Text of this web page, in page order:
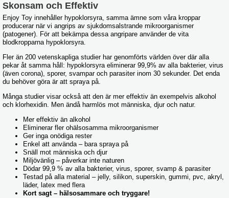
Skonsam och Effektiv
Enjoy Toy innehåller hypoklorsyra, samma ämne som våra kroppar
producerar när vi angrips av sjukdomsalstrande mikroorganismer
(patogener). För att bekämpa dessa angripare använder de vita
blodkropparna hypoklorsyra.
Fler än 200 vetenskapliga studier har genomförts världen över där alla
pekar åt samma håll: hypoklorsyra eliminerar 99,9% av alla bakterier, virus
(även corona), sporer, svampar och parasiter inom 30 sekunder. Det enda
du behöver göra är att spraya på.
Många studier visar också att den är mer effektiv än exempelvis alkohol
och klorhexidin. Men ändå harmlös mot människa, djur och natur.
Mer effektiv än alkohol
Eliminerar fler ohälsosamma mikroorganismer
Ger inga onödiga rester
Enkel att använda – bara spraya på
Snäll mot människa och djur
Miljövänlig – påverkar inte naturen
Dödar 99,9 % av alla bakterier, virus, sporer, svamp & parasiter
Testad på alla material – jelly, silikon, superskin, gummi, pvc, akryl,
läder, latex med flera
Kort sagt – hälsosammare och tryggare!